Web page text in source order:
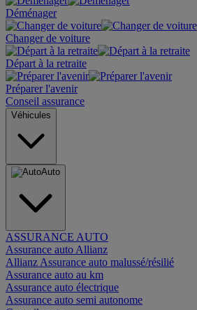
Déménager
Changer de voiture
Départ à la retraite
Préparer l'avenir
Conseil assurance
Véhicules
Auto
ASSURANCE AUTO
Assurance auto Allianz
Allianz Assurance auto malussé/résilié
Assurance auto au km
Assurance auto électrique
Assurance auto semi autonome